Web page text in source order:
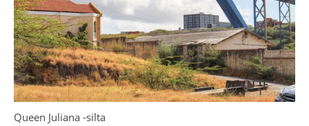
Queen Juliana -silta